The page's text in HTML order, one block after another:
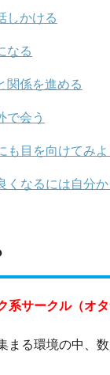
しかける
なる
関係を進める
で会う
も目を向けてみよ
くなるには自分
系サークル（オ
まる環境の中、